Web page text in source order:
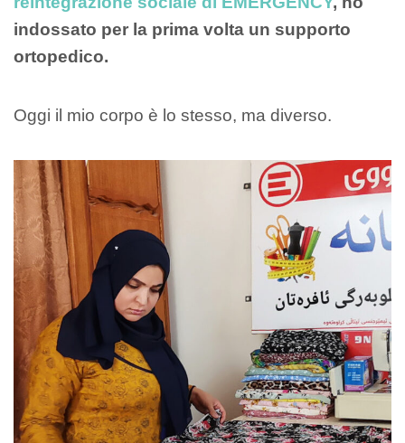
indossato per la prima volta un supporto
ortopedico.
Oggi il mio corpo è lo stesso, ma diverso.